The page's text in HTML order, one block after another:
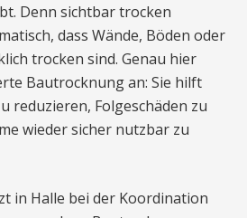
Denn sichtbar trocken
dass Wände, Böden oder
trocken sind. Genau hier
Bautrocknung an: Sie hilft
reduzieren, Folgeschäden zu
wieder sicher nutzbar zu
in Halle bei der Koordination